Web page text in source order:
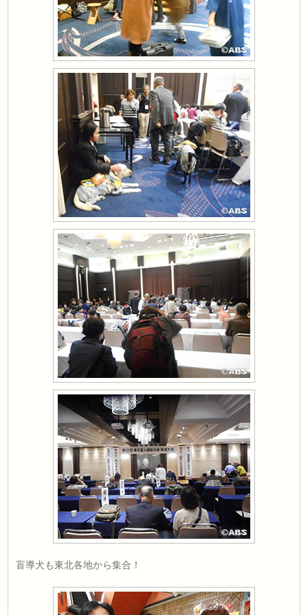
盲導犬も東北各地から集合！